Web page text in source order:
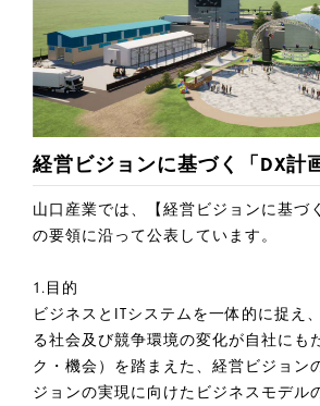
経営ビジョンに基づく「DX計
山口産業では、【経営ビジョンに基づ
の要領に沿って公表しています。
1.目的
ビジネスとITシステムを一体的に捉え
る社会及び競争環境の変化が自社にも
ク・機会）を踏まえた、経営ビジョン
ジョンの実現に向けたビジネスモデル